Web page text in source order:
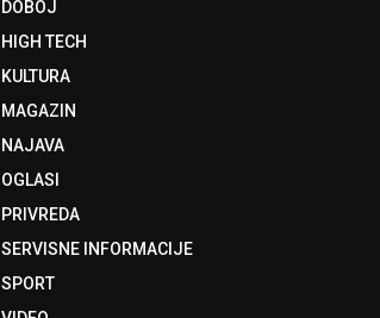
DOBOJ
HIGH TECH
KULTURA
MAGAZIN
NAJAVA
OGLASI
PRIVREDA
SERVISNE INFORMACIJE
SPORT